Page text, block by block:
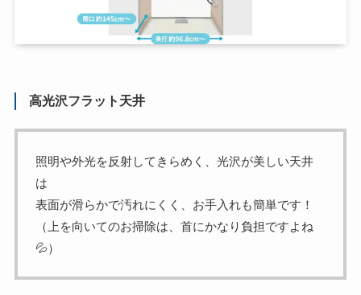
高光沢フラット天井
照明や外光を反射してきらめく、光沢が美しい天井
は
表面が滑らかで汚れにくく、お手入れも簡単です！
（上を向いてのお掃除は、首にかなり負担ですよね
💦）